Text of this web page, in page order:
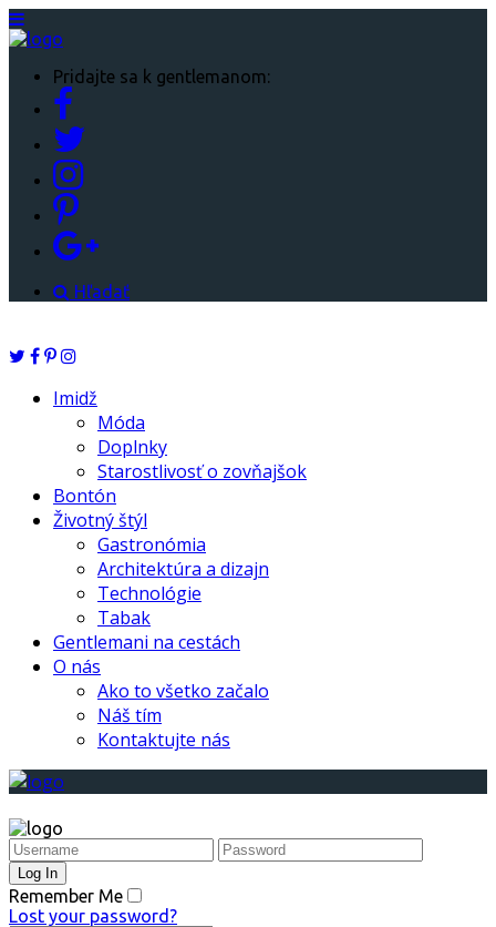
Pridajte sa k gentlemanom:
Hľadať
Imidž
Móda
Doplnky
Starostlivosť o zovňajšok
Bontón
Životný štýl
Gastronómia
Architektúra a dizajn
Technológie
Tabak
Gentlemani na cestách
O nás
Ako to všetko začalo
Náš tím
Kontaktujte nás
Remember Me
Lost your password?